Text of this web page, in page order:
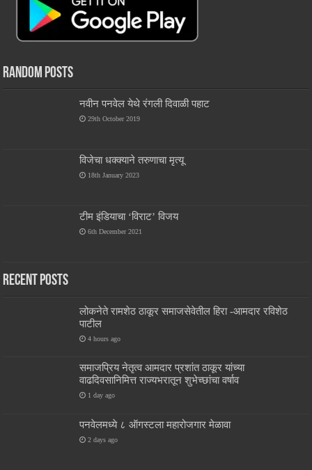
Random Posts
नवीन पनवेल येथे रंगली दिवाळी पहाट
29th October 2019
विजेचा धक्क्याने तरुणाचा मृत्यू
18th January 2023
टीम इंडियाचा ‘विराट’ विजय
6th December 2021
Recent Posts
लोकनेते रामशेठ ठाकूर समाजसेवेतील हिरा -आमदार रविशेठ
पाटील
4 hours ago
समाजप्रिय नेतृत्व आमदार प्रशांत ठाकूर यांच्या
वाढदिवसानिमित्त राज्यभरातून शुभेच्छांचा वर्षाव
1 day ago
पनवेलमध्ये ८ ऑगस्टला महारोजगार मेळावा
2 days ago